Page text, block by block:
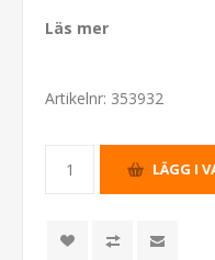
Läs mer
Artikelnr: 353932